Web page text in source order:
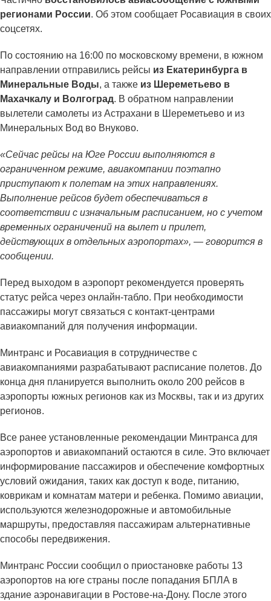
регионами России. Об этом сообщает Росавиация в своих
соцсетях.
По состоянию на 16:00 по московскому времени, в южном
направлении отправились рейсы из Екатеринбурга в
Минеральные Воды, а также из Шереметьево в
Махачкалу и Волгоград. В обратном направлении
вылетели самолеты из Астрахани в Шереметьево и из
Минеральных Вод во Внуково.
«Сейчас рейсы на Юге России выполняются в
ограниченном режиме, авиакомпании поэтапно
приступают к полетам на этих направлениях.
Выполнение рейсов будет обеспечиваться в
соответствии с изначальным расписанием, но с учетом
временных ограничений на вылет и прилет,
действующих в отдельных аэропортах», — говорится в
сообщении.
Перед выходом в аэропорт рекомендуется проверять
статус рейса через онлайн-табло. При необходимости
пассажиры могут связаться с контакт-центрами
авиакомпаний для получения информации.
Минтранс и Росавиация в сотрудничестве с
авиакомпаниями разрабатывают расписание полетов. До
конца дня планируется выполнить около 200 рейсов в
аэропорты южных регионов как из Москвы, так и из других
регионов.
Все ранее установленные рекомендации Минтранса для
аэропортов и авиакомпаний остаются в силе. Это включает
информирование пассажиров и обеспечение комфортных
условий ожидания, таких как доступ к воде, питанию,
коврикам и комнатам матери и ребенка. Помимо авиации,
используются железнодорожные и автомобильные
маршруты, предоставляя пассажирам альтернативные
способы передвижения.
Минтранс России сообщил о приостановке работы 13
аэропортов на юге страны после попадания БПЛА в
здание аэронавигации в Ростове-на-Дону. После этого